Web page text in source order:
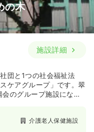
の木
施設詳細
団と1つの社会福祉法
ケアグループ」です。翠
のグループ施設になり
介護老人保健施設